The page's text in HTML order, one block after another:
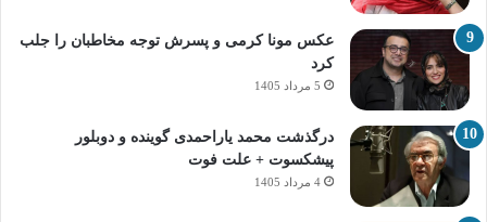
عکس مونا کرمی و پسرش توجه مخاطبان را جلب
کرد
5 مرداد 1405
درگذشت محمد یاراحمدی گوینده و دوبلور
پیشکسوت + علت فوت
4 مرداد 1405